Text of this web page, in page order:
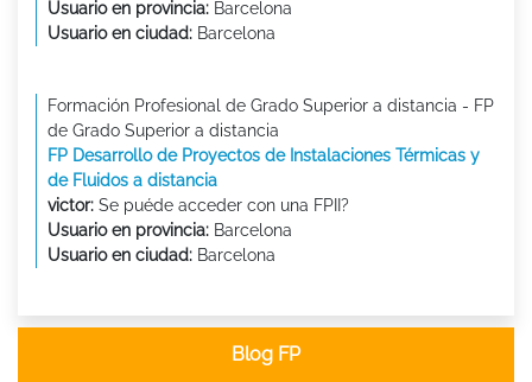
Usuario en provincia: Barcelona
Usuario en ciudad: Barcelona
Formación Profesional de Grado Superior a distancia - FP
de Grado Superior a distancia
FP Desarrollo de Proyectos de Instalaciones Térmicas y
de Fluidos a distancia
victor: Se puéde acceder con una FPII?
Usuario en provincia: Barcelona
Usuario en ciudad: Barcelona
Blog FP